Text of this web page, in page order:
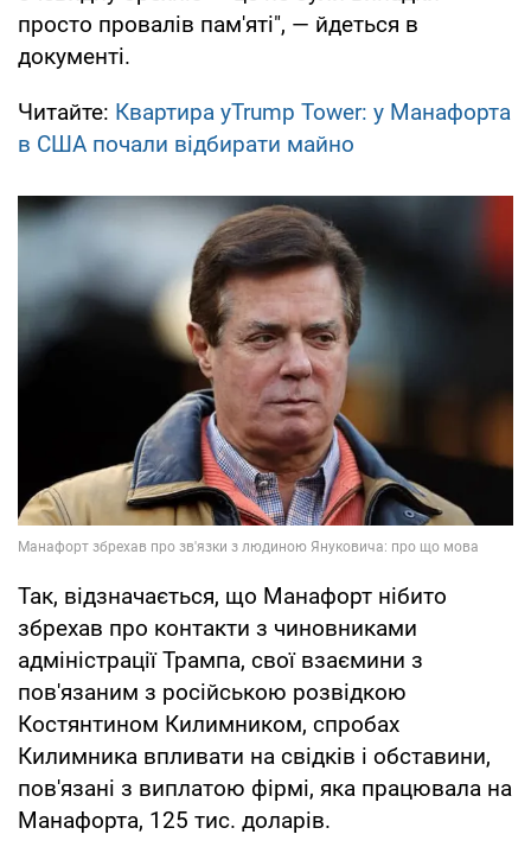
просто провалів пам'яті", — йдеться в
документі.
Читайте: Квартира уTrump Tower: у Манафорта
в США почали відбирати майно
Так, відзначається, що Манафорт нібито
збрехав про контакти з чиновниками
адміністрації Трампа, свої взаємини з
пов'язаним з російською розвідкою
Костянтином Килимником, спробах
Килимника впливати на свідків і обставини,
пов'язані з виплатою фірмі, яка працювала на
Манафорта, 125 тис. доларів.